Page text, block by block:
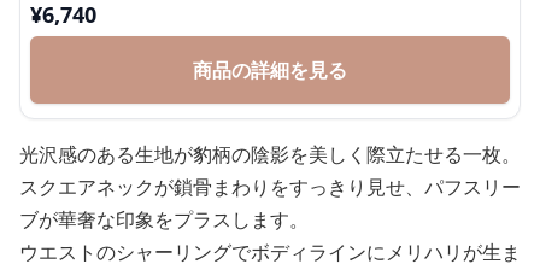
¥6,740
商品の詳細を見る
光沢感のある生地が豹柄の陰影を美しく際立たせる一枚。
スクエアネックが鎖骨まわりをすっきり見せ、パフスリー
ブが華奢な印象をプラスします。
ウエストのシャーリングでボディラインにメリハリが生ま